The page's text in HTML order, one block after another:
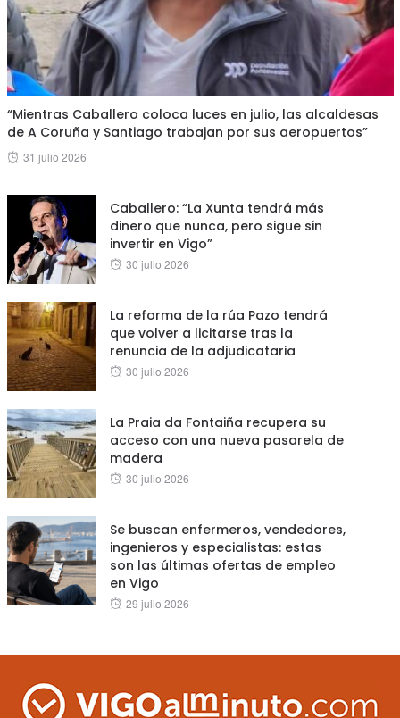
“Mientras Caballero coloca luces en julio, las alcaldesas
de A Coruña y Santiago trabajan por sus aeropuertos”
Posted
31 julio 2026
Caballero: “La Xunta tendrá más
dinero que nunca, pero sigue sin
invertir en Vigo”
Posted
30 julio 2026
La reforma de la rúa Pazo tendrá
que volver a licitarse tras la
renuncia de la adjudicataria
Posted
30 julio 2026
La Praia da Fontaiña recupera su
acceso con una nueva pasarela de
madera
Posted
30 julio 2026
Se buscan enfermeros, vendedores,
ingenieros y especialistas: estas
son las últimas ofertas de empleo
en Vigo
Posted
29 julio 2026